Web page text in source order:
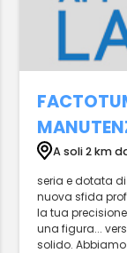
A soli 2 km
seria e dotata
nuova sfida
la tua
una figura...
solido. Abbiamo